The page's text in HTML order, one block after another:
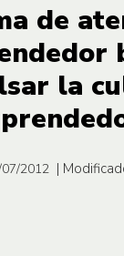
de
la
2012 |